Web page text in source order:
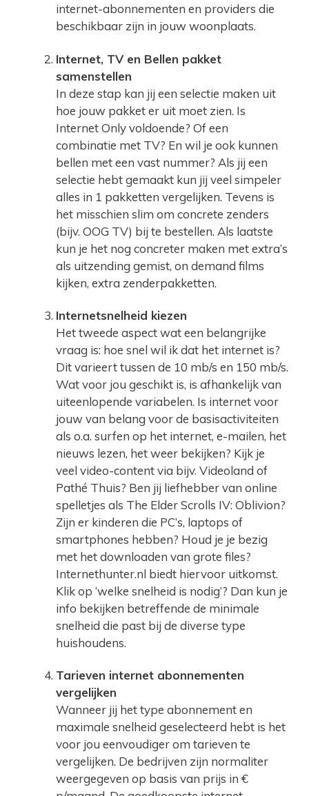
internet-abonnementen en providers die
beschikbaar zijn in jouw woonplaats.
Internet, TV en Bellen pakket
samenstellen
In deze stap kan jij een selectie maken uit
hoe jouw pakket er uit moet zien. Is
Internet Only voldoende? Of een
combinatie met TV? En wil je ook kunnen
bellen met een vast nummer? Als jij een
selectie hebt gemaakt kun jij veel simpeler
alles in 1 pakketten vergelijken. Tevens is
het misschien slim om concrete zenders
(bijv. OOG TV) bij te bestellen. Als laatste
kun je het nog concreter maken met extra’s
als uitzending gemist, on demand films
kijken, extra zenderpakketten.
Internetsnelheid kiezen
Het tweede aspect wat een belangrijke
vraag is: hoe snel wil ik dat het internet is?
Dit varieert tussen de 10 mb/s en 150 mb/s.
Wat voor jou geschikt is, is afhankelijk van
uiteenlopende variabelen. Is internet voor
jouw van belang voor de basisactiviteiten
als o.a. surfen op het internet, e-mailen, het
nieuws lezen, het weer bekijken? Kijk je
veel video-content via bijv. Videoland of
Pathé Thuis? Ben jij liefhebber van online
spelletjes als The Elder Scrolls IV: Oblivion?
Zijn er kinderen die PC’s, laptops of
smartphones hebben? Houd je je bezig
met het downloaden van grote files?
Internethunter.nl biedt hiervoor uitkomst.
Klik op ‘welke snelheid is nodig’? Dan kun je
info bekijken betreffende de minimale
snelheid die past bij de diverse type
huishoudens.
Tarieven internet abonnementen
vergelijken
Wanneer jij het type abonnement en
maximale snelheid geselecteerd hebt is het
voor jou eenvoudiger om tarieven te
vergelijken. De bedrijven zijn normaliter
weergegeven op basis van prijs in €